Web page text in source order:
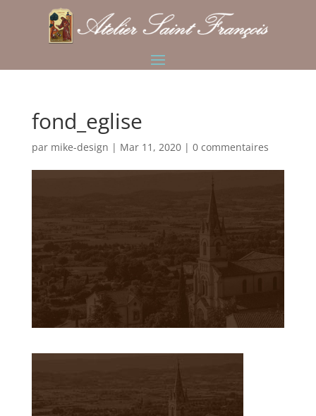
fond_eglise
par mike-design | Mar 11, 2020| 0 commentaires